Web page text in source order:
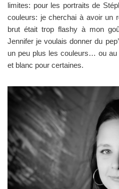
limites: pour les portraits de
couleurs: je cherchai à avoir un
brut était trop flashy à mon
Jennifer je voulais donner du
un peu plus les couleurs… ou
et blanc pour certaines.